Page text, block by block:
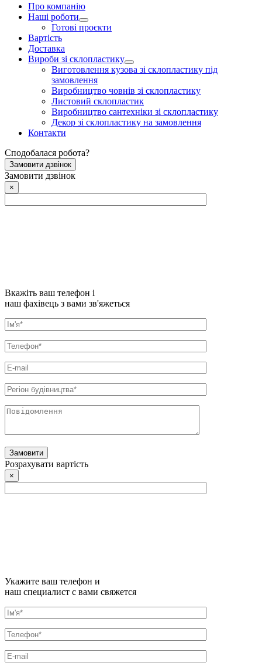
Про компанію
Наші роботи
Готові проєкти
Вартість
Доставка
Вироби зі склопластику
Виготовлення кузова зі склопластику під
замовлення
Виробництво човнів зі склопластику
Листовий склопластик
Виробництво сантехніки зі склопластику
Декор зі склопластику на замовлення
Контакти
Сподобалася робота?
Замовити дзвінок
Замовити дзвінок
×
Вкажіть ваш телефон і
наш фахівець з вами зв'яжеться
Розрахувати вартість
×
Укажите ваш телефон и
наш специалист с вами свяжется